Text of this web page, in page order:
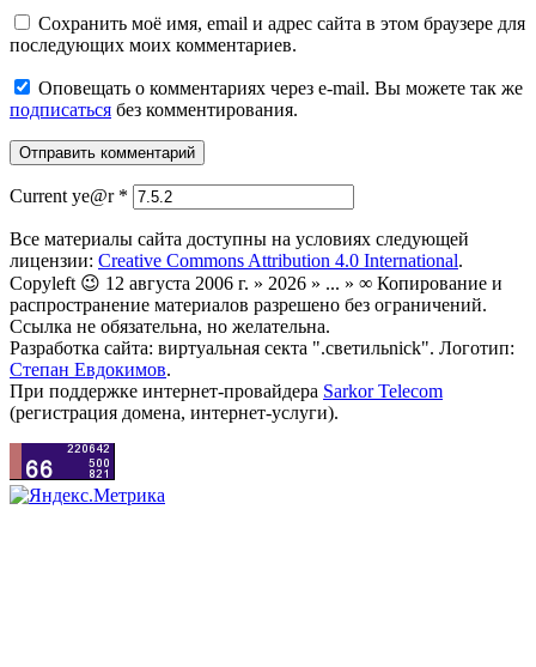
Сохранить моё имя, email и адрес сайта в этом браузере для
последующих моих комментариев.
Оповещать о комментариях через e-mail. Вы можете так же
подписаться без комментирования.
Current ye@r *
Все материалы сайта доступны на условиях следующей
лицензии: Creative Commons Attribution 4.0 International.
Copyleft 😉 12 августа 2006 г. » 2026 » ... » ∞ Копирование и
распространение материалов разрешено без ограничений.
Ссылка не обязательна, но желательна.
Разработка сайта: виртуальная секта ".светильnick". Логотип:
Степан Евдокимов.
При поддержке интернет-провайдера Sarkor Telecom
(регистрация домена, интернет-услуги).